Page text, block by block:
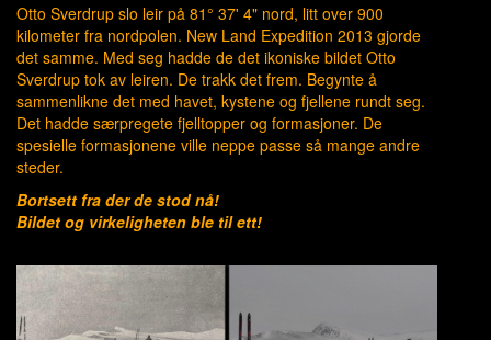
Otto Sverdrup slo leir på 81° 37' 4" nord, litt over 900
kilometer fra nordpolen. New Land Expedition 2013 gjorde
det samme. Med seg hadde de det ikoniske bildet Otto
Sverdrup tok av leiren. De trakk det frem. Begynte å
sammenlikne det med havet, kystene og fjellene rundt seg.
Det hadde særpregete fjelltopper og formasjoner. De
spesielle formasjonene ville neppe passe så mange andre
steder.
Bortsett fra der de stod nå!
Bildet og virkeligheten ble til ett!